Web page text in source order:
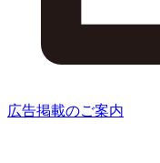
広告掲載のご案内